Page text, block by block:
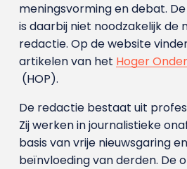
meningsvorming en debat.
is daarbij niet noodzakelijk de
redactie. Op de website
artikelen van het Hoger
(HOP).
De redactie bestaat uit
Zij werken in journalistieke
basis van vrije nieuwsgaring
beïnvloeding van derden. De